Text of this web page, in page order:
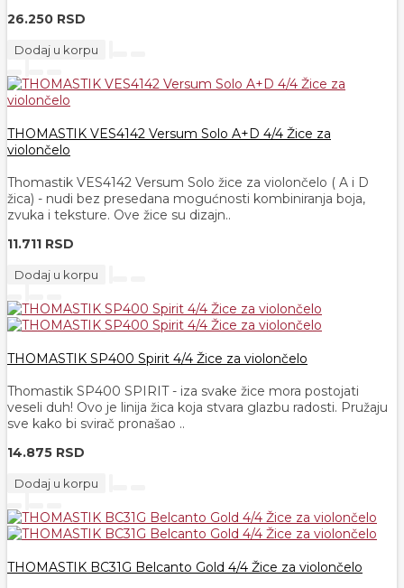
26.250 RSD
Dodaj u korpu
THOMASTIK VES4142 Versum Solo A+D 4/4 Žice za
violončelo
Thomastik VES4142 Versum Solo žice za violončelo ( A i D
žica) - nudi bez presedana mogućnosti kombiniranja boja,
zvuka i teksture. Ove žice su dizajn..
11.711 RSD
Dodaj u korpu
THOMASTIK SP400 Spirit 4/4 Žice za violončelo
Thomastik SP400 SPIRIT - iza svake žice mora postojati
veseli duh! Ovo je linija žica koja stvara glazbu radosti. Pružaju
sve kako bi svirač pronašao ..
14.875 RSD
Dodaj u korpu
THOMASTIK BC31G Belcanto Gold 4/4 Žice za violončelo